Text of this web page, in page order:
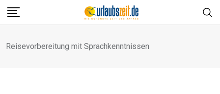
Skip
Reisevorbereitung mit Sprachkenntnissen